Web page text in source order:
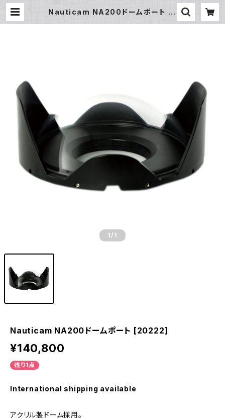
Nauticam NA200ドームポート [2
1 /1
Nauticam NA200ドームポート [20222]
¥140,800
残り1点
International shipping available
アクリル製ドーム採用。